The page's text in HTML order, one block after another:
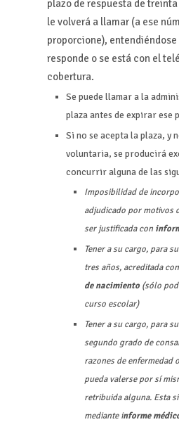
plazo de respuesta de
le volverá a llamar (a ese
proporcione),
responde o se está con el
cobertura.
Se puede llamar a la
plaza antes de expirar ese
Si no se acepta la plaza, y
voluntaria, se producirá
concurrir alguna de las
Imposibilidad de
adjudicado por motivos
ser justificada con
Tener a su cargo, para
tres años, acreditada con
de nacimiento(sólo
curso escolar)
Tener a su cargo, para
segundo grado de
razones de enfermedad
pueda valerse por sí
retribuida alguna. Esta
mediante informe